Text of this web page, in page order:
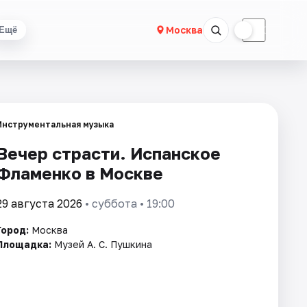
Москва ☾
музыка
страсти. Испанское
в Москве
августа 2026 • суббота • 19:00
Москва
Музей А. С. Пушкина